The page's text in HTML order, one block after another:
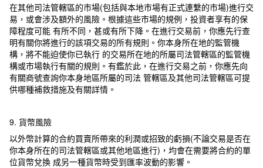
在其他司法管轄區的市場(包括與本地市場有正式連繫的市場)進行交
易，或會涉及額外的風險。根據這些市場的規例，投資者享有的保
障程度可能 有所不同，甚或有所下降。在進行交易前，你應先行查
明有關你將進行的該項交易的所有規則。你本身所在地的監管機
構，將不能迫使你已執行 的交易所在地的所屬司法管轄區的監管機
構或市場執行有關的規則。有鑑於此，在進行交易之前，你應先向
有關商號查詢你本身地區所屬的司法 管轄區及其他司法管轄區可提
供哪種補救措施及有關詳情。
9. 貨幣風險
以外幣計算的合約買賣所帶來的利潤或招致的虧損(不論交易是否在
你本身所在的司法管轄區或其他地區進行)，均會在需要將合約的單
位貨幣兌換 成另一種貨幣時受到匯率波動的影響。